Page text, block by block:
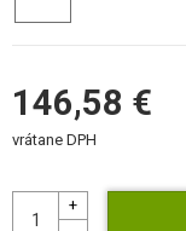
KONTAKT
146,58 €
vrátane DPH